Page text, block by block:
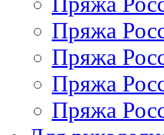
Пряжа
Пряжа
Пряжа
Пряжа